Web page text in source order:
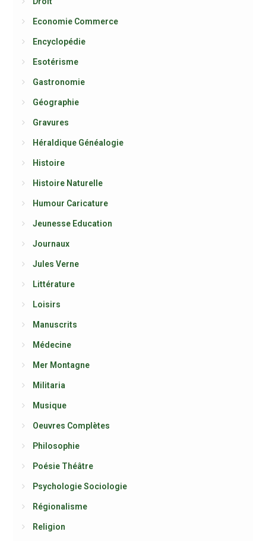
Economie Commerce
Encyclopédie
Esotérisme
Gastronomie
Géographie
Gravures
Héraldique Généalogie
Histoire
Histoire Naturelle
Humour Caricature
Jeunesse Education
Journaux
Jules Verne
Littérature
Loisirs
Manuscrits
Médecine
Mer Montagne
Militaria
Musique
Oeuvres Complètes
Philosophie
Poésie Théâtre
Psychologie Sociologie
Régionalisme
Religion